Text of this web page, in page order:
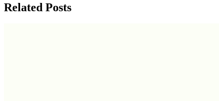
Related Posts